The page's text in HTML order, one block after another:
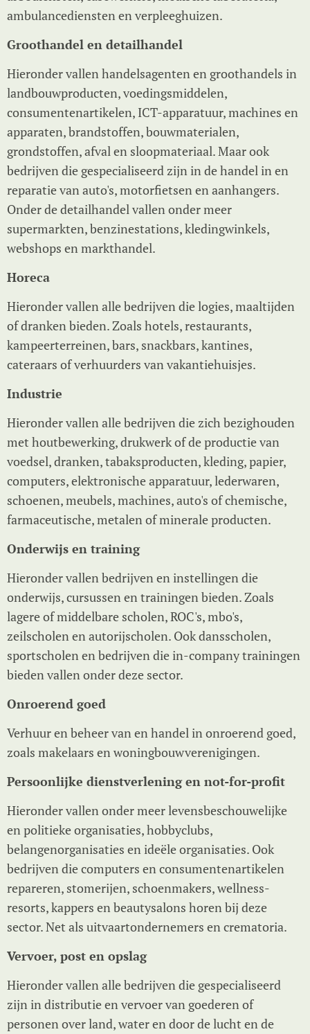
ambulancediensten en verpleeghuizen.
Groothandel en detailhandel
Hieronder vallen handelsagenten en groothandels in
landbouwproducten, voedingsmiddelen,
consumentenartikelen, ICT-apparatuur, machines en
apparaten, brandstoffen, bouwmaterialen,
grondstoffen, afval en sloopmateriaal. Maar ook
bedrijven die gespecialiseerd zijn in de handel in en
reparatie van auto's, motorfietsen en aanhangers.
Onder de detailhandel vallen onder meer
supermarkten, benzinestations, kledingwinkels,
webshops en markthandel.
Horeca
Hieronder vallen alle bedrijven die logies, maaltijden
of dranken bieden. Zoals hotels, restaurants,
kampeerterreinen, bars, snackbars, kantines,
cateraars of verhuurders van vakantiehuisjes.
Industrie
Hieronder vallen alle bedrijven die zich bezighouden
met houtbewerking, drukwerk of de productie van
voedsel, dranken, tabaksproducten, kleding, papier,
computers, elektronische apparatuur, lederwaren,
schoenen, meubels, machines, auto's of chemische,
farmaceutische, metalen of minerale producten.
Onderwijs en training
Hieronder vallen bedrijven en instellingen die
onderwijs, cursussen en trainingen bieden. Zoals
lagere of middelbare scholen, ROC's, mbo's,
zeilscholen en autorijscholen. Ook dansscholen,
sportscholen en bedrijven die in-company trainingen
bieden vallen onder deze sector.
Onroerend goed
Verhuur en beheer van en handel in onroerend goed,
zoals makelaars en woningbouwverenigingen.
Persoonlijke dienstverlening en not-for-profit
Hieronder vallen onder meer levensbeschouwelijke
en politieke organisaties, hobbyclubs,
belangenorganisaties en ideële organisaties. Ook
bedrijven die computers en consumentenartikelen
repareren, stomerijen, schoenmakers, wellness-
resorts, kappers en beautysalons horen bij deze
sector. Net als uitvaartondernemers en crematoria.
Vervoer, post en opslag
Hieronder vallen alle bedrijven die gespecialiseerd
zijn in distributie en vervoer van goederen of
personen over land, water en door de lucht en de